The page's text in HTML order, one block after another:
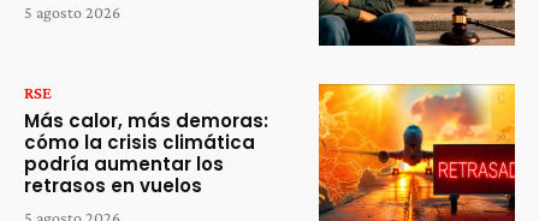
5 agosto 2026
RSE
Más calor, más demoras:
cómo la crisis climática
podría aumentar los
retrasos en vuelos
5 agosto 2026